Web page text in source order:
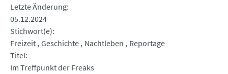
Letzte Änderung
05.12.2024
Stichwort(e)
Freizeit Geschichte Nachtleben
Reportage
Titel
Im Treffpunkt der Freaks